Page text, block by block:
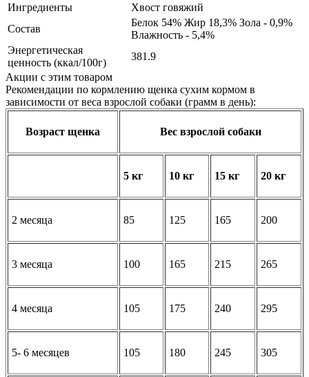
Ингредиенты
Хвост говяжий
Состав
Белок 54% Жир 18,3% Зола - 0,9%
Влажность - 5,4%
Энергетическая
ценность (ккал/100г)
381.9
Акции с этим товаром
Рекомендации по кормлению щенка сухим кормом в
зависимости от веса взрослой собаки (грамм в день):
Возраст щенка Вес взрослой собаки
5 кг 10 кг 15 кг 20 кг
2 месяца 85 125 165 200
3 месяца 100 165 215 265
4 месяца 105 175 240 295
5- 6 месяцев 105 180 245 305